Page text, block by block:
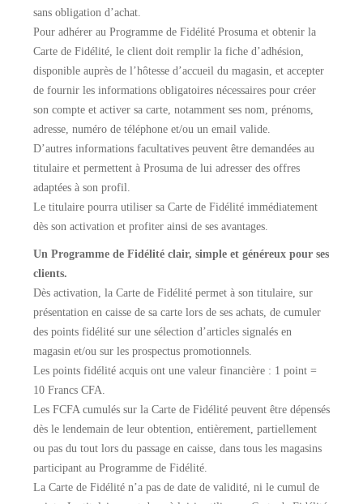
sans obligation d’achat.
Pour adhérer au Programme de Fidélité Prosuma et obtenir la
Carte de Fidélité, le client doit remplir la fiche d’adhésion,
disponible auprès de l’hôtesse d’accueil du magasin, et accepter
de fournir les informations obligatoires nécessaires pour créer
son compte et activer sa carte, notamment ses nom, prénoms,
adresse, numéro de téléphone et/ou un email valide.
D’autres informations facultatives peuvent être demandées au
titulaire et permettent à Prosuma de lui adresser des offres
adaptées à son profil.
Le titulaire pourra utiliser sa Carte de Fidélité immédiatement
dès son activation et profiter ainsi de ses avantages.
Un Programme de Fidélité clair, simple et généreux pour ses
clients.
Dès activation, la Carte de Fidélité permet à son titulaire, sur
présentation en caisse de sa carte lors de ses achats, de cumuler
des points fidélité sur une sélection d’articles signalés en
magasin et/ou sur les prospectus promotionnels.
Les points fidélité acquis ont une valeur financière : 1 point =
10 Francs CFA.
Les FCFA cumulés sur la Carte de Fidélité peuvent être dépensés
dès le lendemain de leur obtention, entièrement, partiellement
ou pas du tout lors du passage en caisse, dans tous les magasins
participant au Programme de Fidélité.
La Carte de Fidélité n’a pas de date de validité, ni le cumul de